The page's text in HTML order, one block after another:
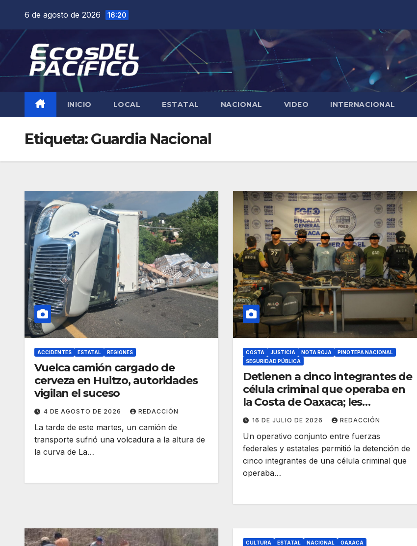
contenido
6 de agosto de 2026 16:20
INICIO LOCAL ESTATAL NACIONAL VIDEO INTERNACIONAL
Etiqueta:Guardia Nacional
ACCIDENTES ESTATAL REGIONES
Vuelca camión cargado de
cerveza en Huitzo, autoridades
vigilan el suceso
4 DE AGOSTO DE 2026 REDACCIÓN
La tarde de este martes, un camión de
transporte sufrió una volcadura a la altura de
la curva de La…
COSTA JUSTICIA NOTA ROJA
PINOTEPA NACIONAL
SEGURIDAD PÚBLICA
Detienen a cinco integrantes de
célula criminal que operaba en
la Costa de Oaxaca; les
decomisan arsenal y equipo
táctico
16 DE JULIO DE 2026 REDACCIÓN
Un operativo conjunto entre fuerzas
federales y estatales permitió la detención de
cinco integrantes de una célula criminal que
operaba…
CULTURA ESTATAL NACIONAL OAXACA